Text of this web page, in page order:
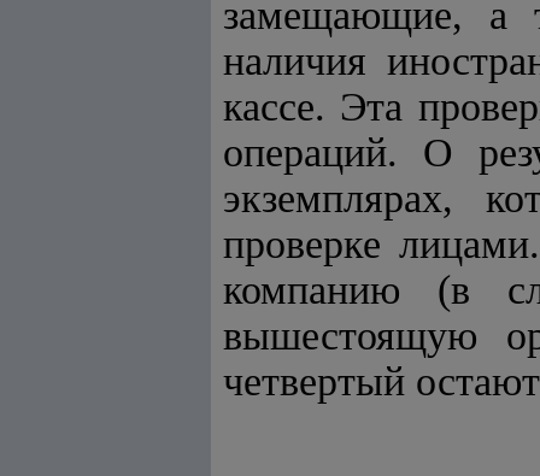
замещающие, а
наличия
кассе. Эта
операций. О
экземплярах,
проверке
компанию (в
вышестоящую
четвертый